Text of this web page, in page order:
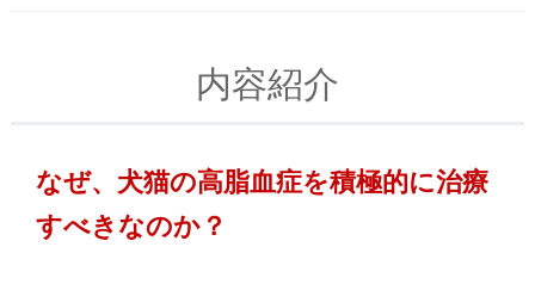
内容紹介
なぜ、犬猫の高脂血症を積極的に治療
すべきなのか？